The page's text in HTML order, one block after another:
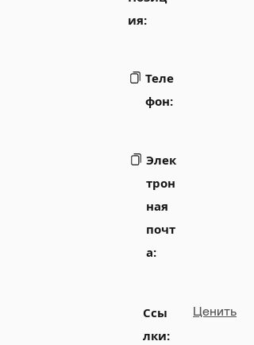
ия:
Теле
фон:
Элек
трон
ная
почт
а:
Ссы
лки:
Ценить